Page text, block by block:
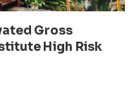
Gross
High Risk